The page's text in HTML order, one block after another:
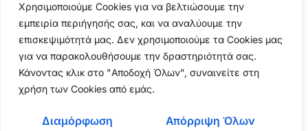
Χρησιμοποιούμε Cookies για να βελτιώσουμε την
εμπειρία περιήγησής σας, και να αναλύουμε την
επισκεψιμότητά μας. Δεν χρησιμοποιούμε τα Cookies μας
για να παρακολουθήσουμε την δραστηριότητά σας.
Κάνοντας κλικ στο "Αποδοχή Όλων", συναινείτε στη
χρήση των Cookies από εμάς.
Διαμόρφωση Απόρριψη Όλων